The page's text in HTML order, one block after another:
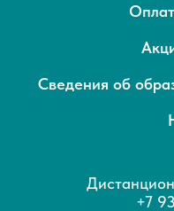
Сведения об
+7